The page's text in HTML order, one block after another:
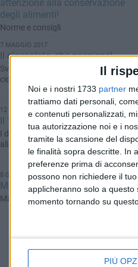
Il
Noi e i nostri 1733 partner
trattiamo dati personali,
e contenuti personalizzati,
tua autorizzazione noi e i
tramite la scansione del
le finalità sopra descritte. In
preferenze prima di
possono non richiedere il
applicheranno solo a
momento tornando su
PIÙ
attenzione alla conservazione
degli alimenti!
Norme e consigli
7 MAGGIO 2017
Il cioccolato, che passione!
Sveliamo tutti i benefici del buon
cioccolato
12 MARZO 2017
Il "Peso" del corpo
I disturbi del comportamento
alimentare (DCA)
8 GENNAIO 2017
Mangiamo a colori
Mangiamo a colori